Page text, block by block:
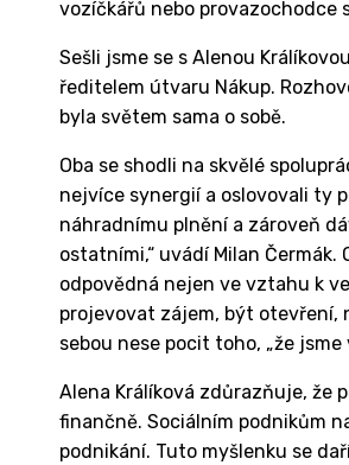
vozíčkářů nebo provazochodce
Sešli jsme se s Alenou
ředitelem útvaru Nákup.
byla světem sama o sobě.
Oba se shodli na skvělé
nejvíce synergií a oslovovali ty
náhradnímu plnění a zároveň
ostatními,“ uvádí Milan
odpovědná nejen ve vztahu k
projevovat zájem, být otevření,
sebou nese pocit toho, „že
Alena Králíková zdůrazňuje, že
finančně. Sociálním podnikům
podnikání. Tuto myšlenku se